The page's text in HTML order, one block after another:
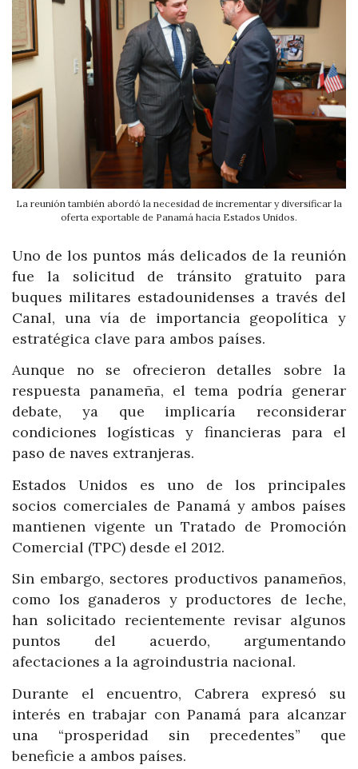
La reunión también abordó la necesidad de incrementar y diversificar la
oferta exportable de Panamá hacia Estados Unidos.
Uno de los puntos más delicados de la reunión
fue la solicitud de tránsito gratuito para
buques militares estadounidenses a través del
Canal, una vía de importancia geopolítica y
estratégica clave para ambos países.
Aunque no se ofrecieron detalles sobre la
respuesta panameña, el tema podría generar
debate, ya que implicaría reconsiderar
condiciones logísticas y financieras para el
paso de naves extranjeras.
Estados Unidos es uno de los principales
socios comerciales de Panamá y ambos países
mantienen vigente un Tratado de Promoción
Comercial (TPC) desde el 2012.
Sin embargo, sectores productivos panameños,
como los ganaderos y productores de leche,
han solicitado recientemente revisar algunos
puntos del acuerdo, argumentando
afectaciones a la agroindustria nacional.
Durante el encuentro, Cabrera expresó su
interés en trabajar con Panamá para alcanzar
una “prosperidad sin precedentes” que
beneficie a ambos países.